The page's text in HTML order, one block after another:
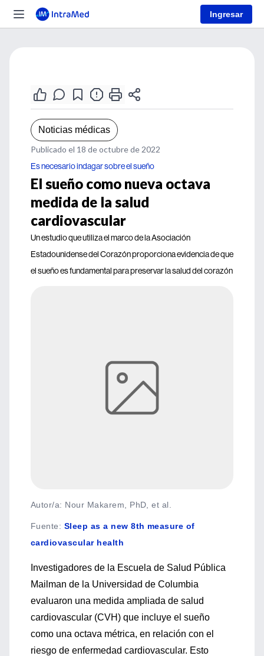
Ingresar
Noticias médicas
Publicado el 18 de octubre de 2022
Es necesario indagar sobre el sueño
El sueño como nueva octava
medida de la salud
cardiovascular
Un estudio que utiliza el marco de la Asociación
Estadounidense del Corazón proporciona evidencia de que
el sueño es fundamental para preservar la salud del corazón
Autor/a: Nour Makarem, PhD, et al.
Fuente: Sleep as a new 8th measure of
cardiovascular health
Investigadores de la Escuela de Salud Pública
Mailman de la Universidad de Columbia
evaluaron una medida ampliada de salud
cardiovascular (CVH) que incluye el sueño
como una octava métrica, en relación con el
riesgo de enfermedad cardiovascular. Esto